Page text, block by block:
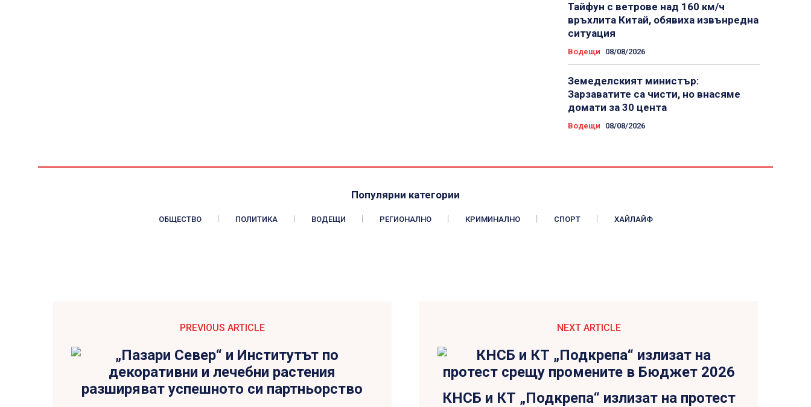
Тайфун с ветрове над 160 км/ч
връхлита Китай, обявиха извънредна
ситуация
Водещи 08/08/2026
Земеделският министър:
Зарзаватите са чисти, но внасяме
домати за 30 цента
Водещи 08/08/2026
Популярни категории
ОБЩЕСТВО ПОЛИТИКА ВОДЕЩИ РЕГИОНАЛНО КРИМИНАЛНО СПОРТ ХАЙЛАЙФ
PREVIOUS ARTICLE NEXT ARTICLE
КНСБ и КТ „Подкрепа“ излизат на протест